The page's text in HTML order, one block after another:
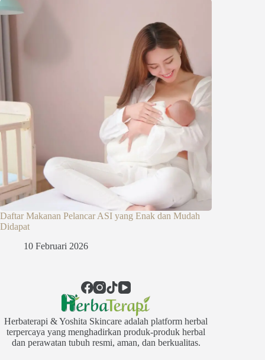
Daftar Makanan Pelancar ASI yang Enak dan Mudah
Didapat
10 Februari 2026
Herbaterapi & Yoshita Skincare adalah platform herbal
terpercaya yang menghadirkan produk-produk herbal
dan perawatan tubuh resmi, aman, dan berkualitas.